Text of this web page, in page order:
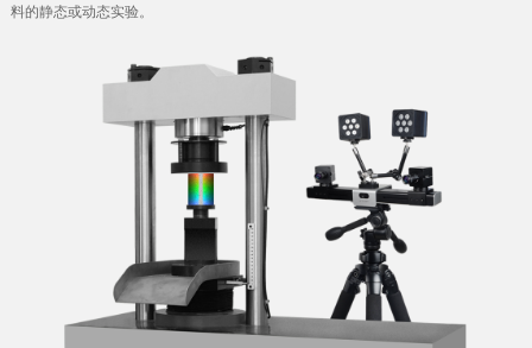
料的静态或动态实验。